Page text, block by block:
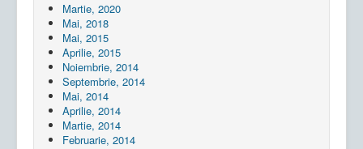
Martie, 2020
Mai, 2018
Mai, 2015
Aprilie, 2015
Noiembrie, 2014
Septembrie, 2014
Mai, 2014
Aprilie, 2014
Martie, 2014
Februarie, 2014